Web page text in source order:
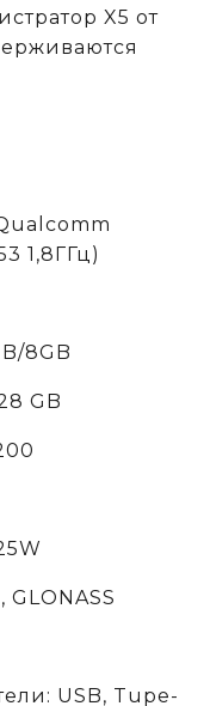
X5 от
1,8ГГц)
8GB
GB
USB, Tupe-